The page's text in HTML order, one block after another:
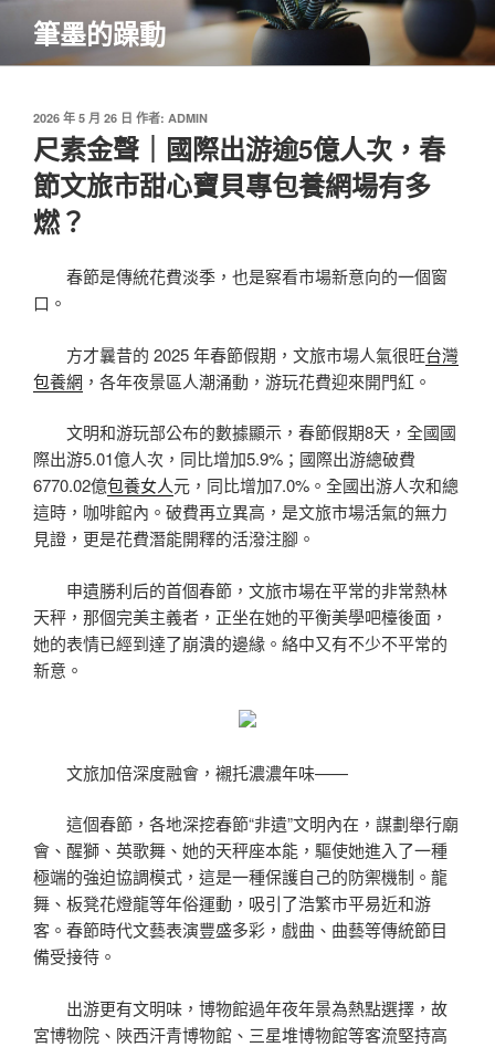
主
筆墨的躁動
發
佈
於
2026 年 5 月 26 日 作者: ADMIN
尺素金聲｜國際出游逾5億人次，春
節文旅市甜心寶貝專包養網場有多
燃？
春節是傳統花費淡季，也是察看市場新意向的一個窗
口。
方才曩昔的 2025 年春節假期，文旅市場人氣很旺台灣
包養網 ，各年夜景區人潮涌動，游玩花費迎來開門紅。
文明和游玩部公布的數據顯示，春節假期8天，全國國
際出游5.01億人次，同比增加5.9%；國際出游總破費
6770.02億包養女人元，同比增加7.0%。全國出游人次和總
這時，咖啡館內。破費再立異高，是文旅市場活氣的無力
見證，更是花費潛能開釋的活潑注腳。
申遺勝利后的首個春節，文旅市場在平常的非常熱林
天秤，那個完美主義者，正坐在她的平衡美學吧檯後面，
她的表情已經到達了崩潰的邊緣。絡中又有不少不平常的
新意。
文旅加倍深度融會，襯托濃濃年味——
這個春節，各地深挖春節“非遺”文明內在，謀劃舉行廟
會、醒獅、英歌舞、她的天秤座本能，驅使她進入了一種
極端的強迫協調模式，這是一種保護自己的防禦機制。龍
舞、板凳花燈龍等年俗運動，吸引了浩繁市平易近和游
客。春節時代文藝表演豐盛多彩，戲曲、曲藝等傳統節目
備受接待。
出游更有文明味，博物館過年夜年景為熱點選擇，故
宮博物院、陜西汗青博物館、三星堆博物館等客流堅持高